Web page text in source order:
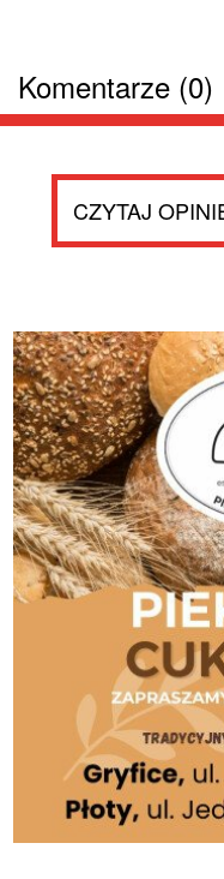
Komentarze (0)
CZYTAJ